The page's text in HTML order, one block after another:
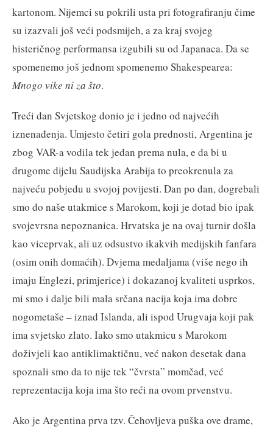
kartonom. Nijemci su pokrili usta pri fotografiranju čime
su izazvali još veći podsmijeh, a za kraj svojeg
histeričnog performansa izgubili su od Japanaca. Da se
spomenemo još jednom spomenemo Shakespearea:
Mnogo vike ni za što.
Treći dan Svjetskog donio je i jedno od najvećih
iznenađenja. Umjesto četiri gola prednosti, Argentina je
zbog VAR-a vodila tek jedan prema nula, e da bi u
drugome dijelu Saudijska Arabija to preokrenula za
najveću pobjedu u svojoj povijesti. Dan po dan, dogrebali
smo do naše utakmice s Marokom, koji je dotad bio ipak
svojevrsna nepoznanica. Hrvatska je na ovaj turnir došla
kao viceprvak, ali uz odsustvo ikakvih medijskih fanfara
(osim onih domaćih). Dvjema medaljama (više nego ih
imaju Englezi, primjerice) i dokazanoj kvaliteti usprkos,
mi smo i dalje bili mala srčana nacija koja ima dobre
nogometaše – iznad Islanda, ali ispod Urugvaja koji pak
ima svjetsko zlato. Iako smo utakmicu s Marokom
doživjeli kao antiklimaktičnu, već nakon desetak dana
spoznali smo da to nije tek “čvrsta” momčad, već
reprezentacija koja ima što reći na ovom prvenstvu.
Ako je Argentina prva tzv. Čehovljeva puška ove drame,